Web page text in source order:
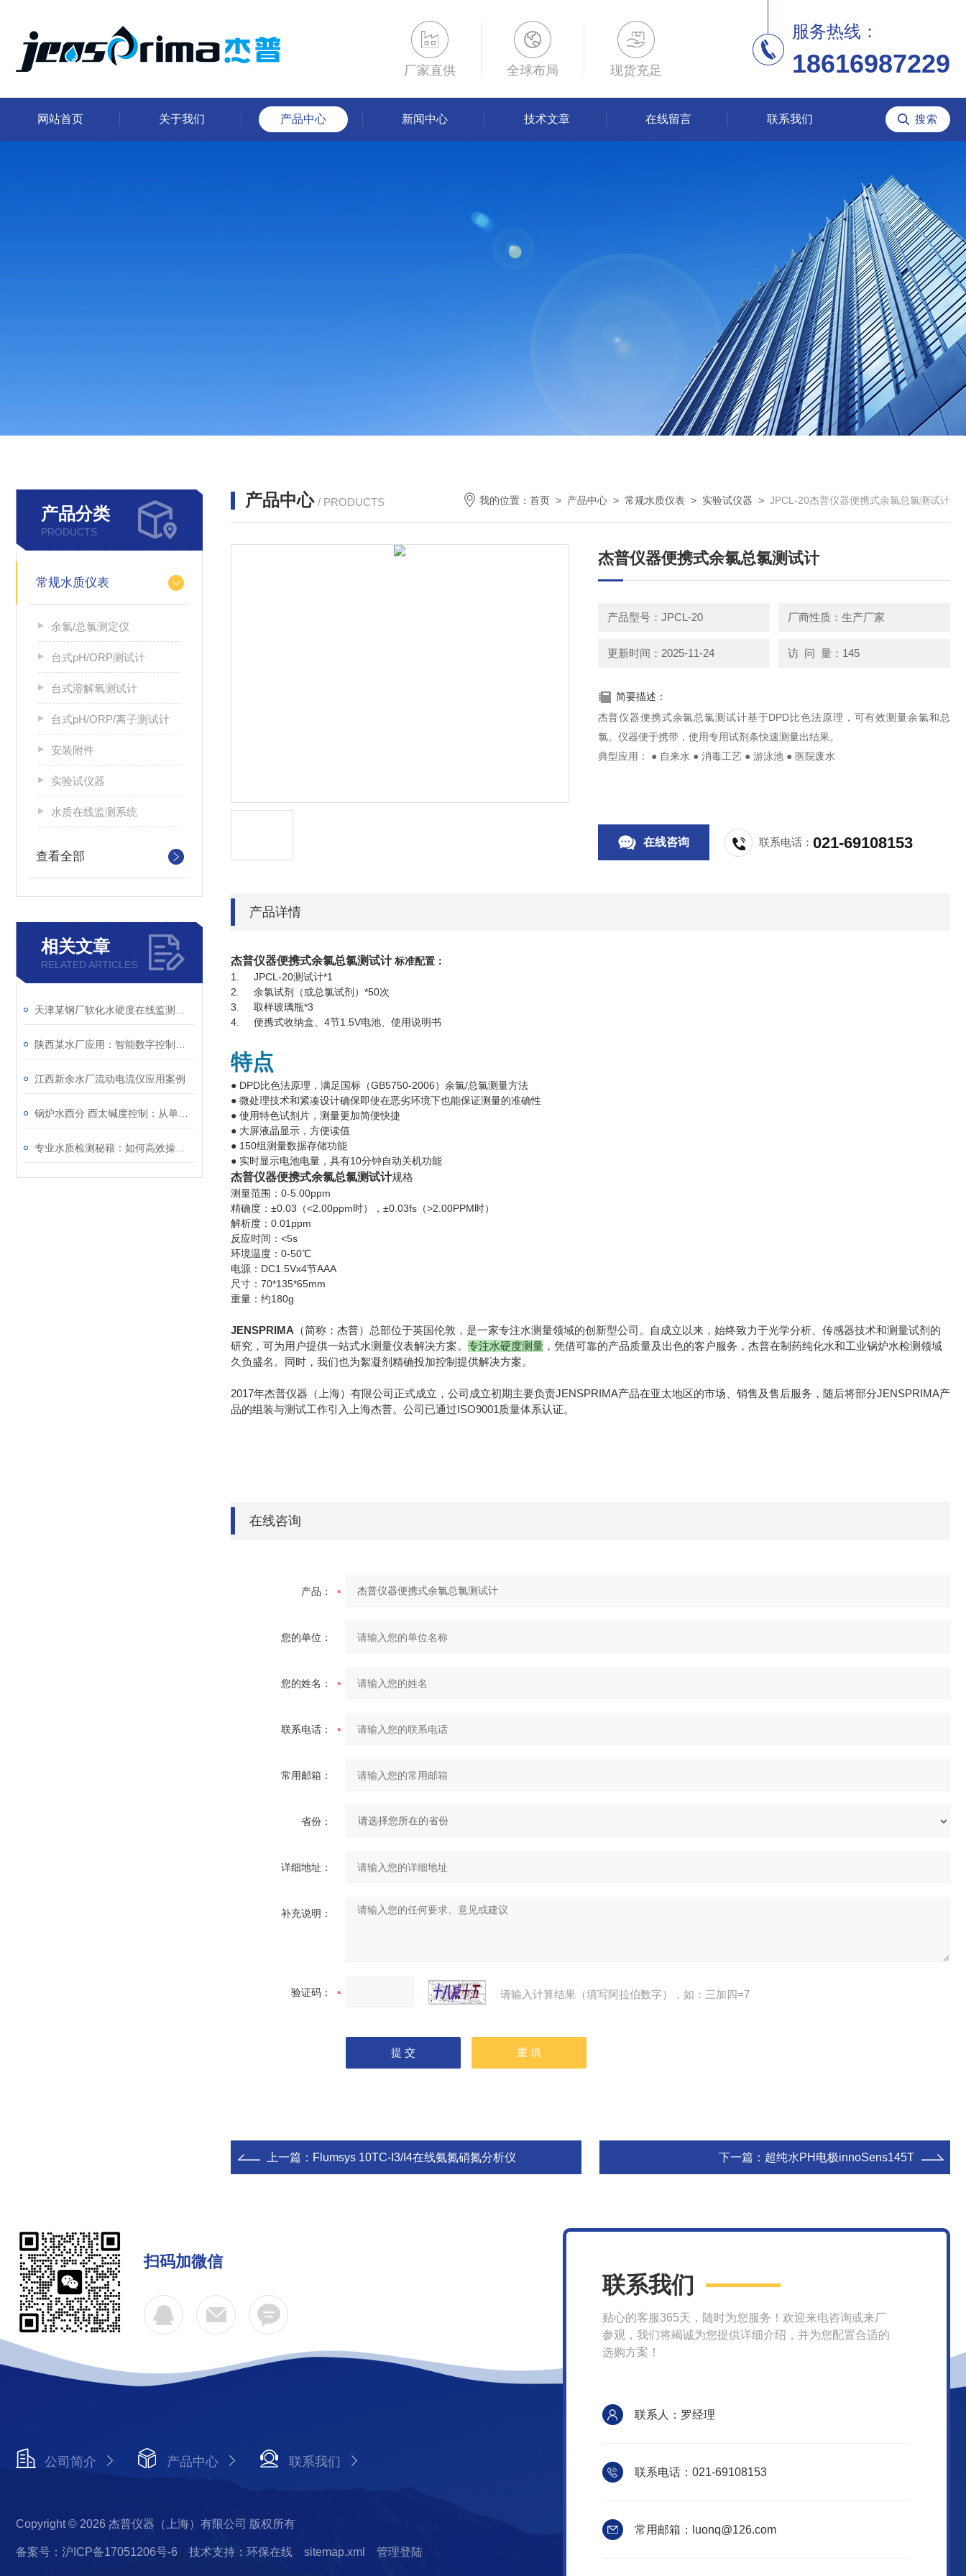
厂家直供 全球布局 现货充足
服务热线：
18616987229
网站首页 关于我们 产品中心 新闻中心 技术文章 在线留言 联系我们
产品分类
PRODUCTS
常规水质仪表
余氯/总氯测定仪
台式pH/ORP测试计
台式溶解氧测试计
台式pH/ORP/离子测试计
安装附件
实验试仪器
水质在线监测系统
查看全部
相关文章
RELATED ARTICLES
江西新余水厂流动电流仪应用案例
产品中心 / PRODUCTS 我的位置： 首页 > 产品中心 > 常规水质仪表 > 实验试仪器 > JPCL-20杰普仪器便携式余氯总氯测试计
杰普仪器便携式余氯总氯测试计
产品型号：JPCL-20 厂商性质：生产厂家
更新时间：2025-11-24 访 问 量：145
简要描述：
杰普仪器便携式余氯总氯测试计基于DPD比色法原理，可有效测量余氯和总
氯。仪器便于携带，使用专用试剂条快速测量出结果。
典型应用： ● 自来水 ● 消毒工艺 ● 游泳池 ● 医院废水
在线咨询 联系电话：021-69108153
产品详情
杰普仪器便携式余氯总氯测试计 标准配置：
1. JPCL-20测试计*1
2. 余氯试剂（或总氯试剂）*50次
3. 取样玻璃瓶*3
4. 便携式收纳盒、4节1.5V电池、使用说明书
特点
● DPD比色法原理，满足国标（GB5750-2006）余氯/总氯测量方法
● 微处理技术和紧凑设计确保即使在恶劣环境下也能保证测量的准确性
● 使用特色试剂片，测量更加简便快捷
● 大屏液晶显示，方便读值
● 150组测量数据存储功能
● 实时显示电池电量，具有10分钟自动关机功能
杰普仪器便携式余氯总氯测试计规格
测量范围：0-5.00ppm
精确度：±0.03（<2.00ppm时），±0.03fs（>2.00PPM时）
解析度：0.01ppm
反应时间：<5s
环境温度：0-50℃
电源：DC1.5Vx4节AAA
尺寸：70*135*65mm
重量：约180g
JENSPRIMA （简称：杰普）总部位于英国伦敦， 是一家专注水测量领域的创新型公司。自成立以来，始终致力于光学分析、传感器技术和测量试剂的
研究，可为用户提供一站式水测量仪表解决方案。 专注水硬度测量 ，凭借可靠的产品质量及出色的客户服务，杰普在制药纯化水和工业锅炉水检测领域
久负盛名。同时，我们也为絮凝剂精确投加控制提供解决方案。
2017年杰普仪器（上海）有限公司正式成立，公司成立初期主要负责JENSPRIMA产品在亚太地区的市场、销售及售后服务，随后将部分JENSPRIMA产
品的组装与测试工作引入上海杰普。公司已通过ISO9001质量体系认证。
在线咨询
产品：
您的单位：
您的姓名：
联系电话：
常用邮箱：
省份：
详细地址：
补充说明：
验证码： 请输入计算结果（填写阿拉伯数字），如：三加四=7
上一篇： Flumsys 10TC-I3/I4在线氨氮硝氮分析仪 下一篇： 超纯水PH电极innoSens145T
扫码加微信
公司简介 产品中心 联系我们
Copyright © 2026 杰普仪器（上海）有限公司 版权所有
备案号：沪ICP备17051206号-6 技术支持：环保在线 sitemap.xml 管理登陆
联系我们
贴心的客服365天，随时为您服务！欢迎来电咨询或来厂
参观，我们将竭诚为您提供详细介绍，并为您配置合适的
选购方案！
联系人：罗经理
联系电话：021-69108153
常用邮箱：luonq@126.com